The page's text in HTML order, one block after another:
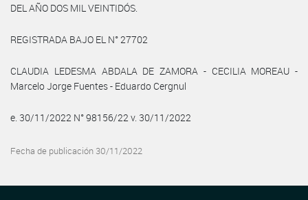
DEL AÑO DOS MIL VEINTIDÓS.
REGISTRADA BAJO EL N° 27702
CLAUDIA LEDESMA ABDALA DE ZAMORA - CECILIA MOREAU -
Marcelo Jorge Fuentes - Eduardo Cergnul
e. 30/11/2022 N° 98156/22 v. 30/11/2022
Fecha de publicación 30/11/2022